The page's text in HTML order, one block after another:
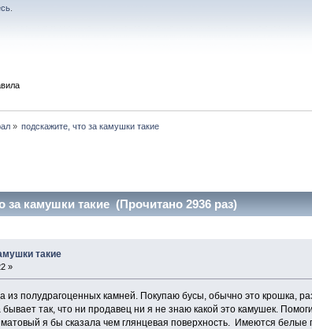
» подскажите, что за камушки такие
за камушки такие (Прочитано 2936 раз)
такие
»
из полудрагоценных камней. Покупаю бусы, обычно это крошка,
так, что ни продавец ни я не знаю какой это камушек.
я бы сказала чем глянцевая поверхность. Имеются